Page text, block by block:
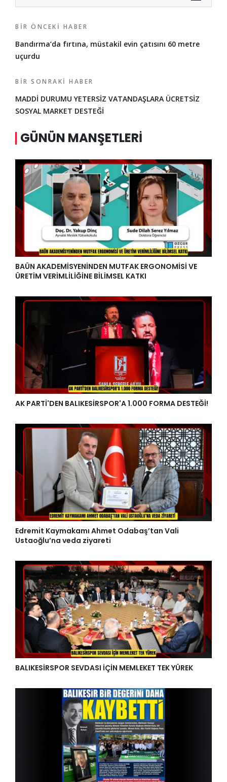
BIR ÖNCEKI HABER
Bandırma’da fırtına, müstakil evin çatısını 60 metre
uçurdu
BIR SONRAKI HABER
MADDİ DURUMU YETERSİZ VATANDAŞLARA ÜCRETSİZ
SOSYAL MARKET DESTEĞİ
GÜNÜN MANŞETLERI
BAÜN AKADEMİSYENİNDEN MUTFAK ERGONOMİSİ VE
ÜRETİM VERİMLİLİĞİNE BİLİMSEL KATKI
AK PARTİ'DEN BALIKESİRSPOR'A 1.000 FORMA DESTEĞİ!
Edremit Kaymakamı Ahmet Odabaş’tan Vali
Ustaoğlu’na veda ziyareti
BALIKESİRSPOR SEVDASI İÇİN MEMLEKET TEK YÜREK